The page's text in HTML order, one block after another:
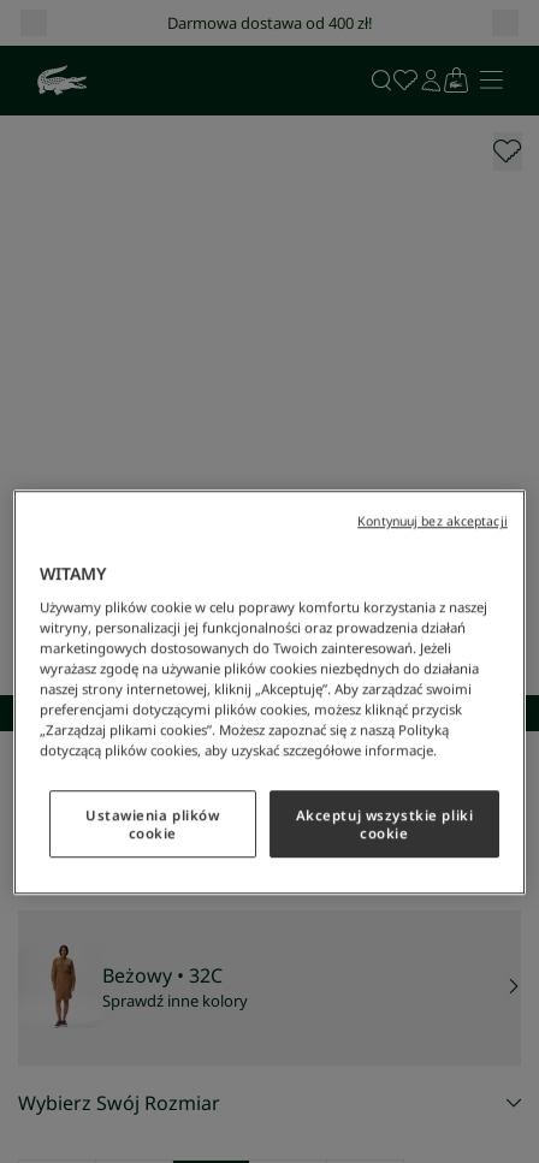
Darmowa dostawa od 400 zł!
SKOMPLETUJ STYLIZACJĘ
Sukienka damska
NAJNIŻSZA CENA Z 30 DNI: 539 zł -17
%
Beżowy • 32C
Sprawdź inne kolory
Wybierz Swój Rozmiar
WITAMY
Używamy plików cookie w celu poprawy komfortu korzystania z naszej
witryny, personalizacji jej funkcjonalności oraz prowadzenia działań
marketingowych dostosowanych do Twoich zainteresowań. Jeżeli
wyrażasz zgodę na używanie plików cookies niezbędnych do działania
naszej strony internetowej, kliknij „Akceptuję”. Aby zarządzać swoimi
preferencjami dotyczącymi plików cookies, możesz kliknąć przycisk
„Zarządzaj plikami cookies”. Możesz zapoznać się z naszą Polityką
dotyczącą plików cookies, aby uzyskać szczegółowe informacje.
Ustawienia plików
cookie
Akceptuj wszystkie pliki
cookie
Kontynuuj bez akceptacji